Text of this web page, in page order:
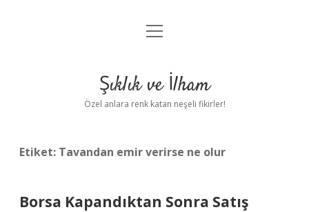
Anasayfa
Yasal Uyarı
menüyü
Şıklık ve İlham
Özel anlara renk katan neşeli fikirler!
Etiket: Tavandan emir verirse ne olur
Borsa Kapandıktan Sonra Satış